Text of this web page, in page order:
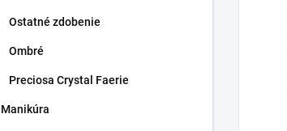
Ostatné zdobenie
Ombré
Preciosa Crystal Faerie
Manikúra